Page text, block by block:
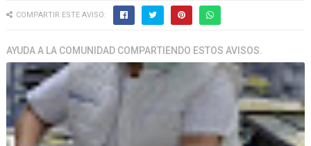
COMPARTIR ESTE AVISO:
AYUDA A LA COMUNIDAD COMPARTIENDO ESTOS AVISOS.